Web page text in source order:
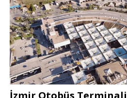
İzmir Otobüs Terminali